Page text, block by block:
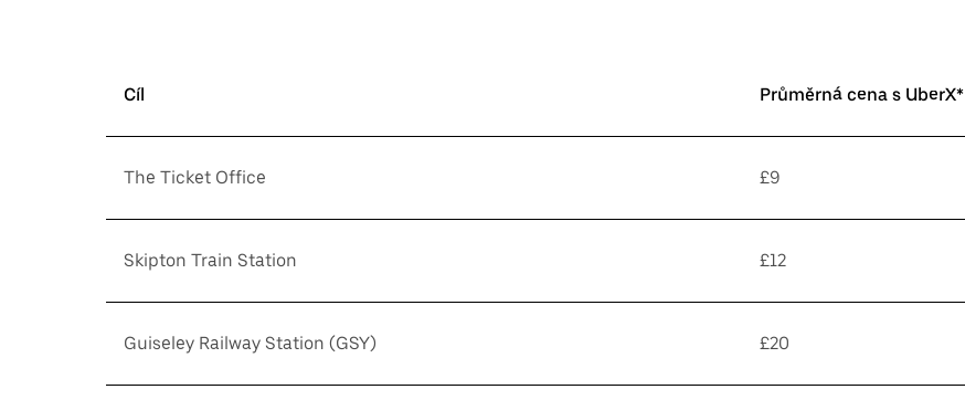
Cíl Průměrná cena s UberX*
The Ticket Office £9
Skipton Train Station £12
Guiseley Railway Station (GSY) £20